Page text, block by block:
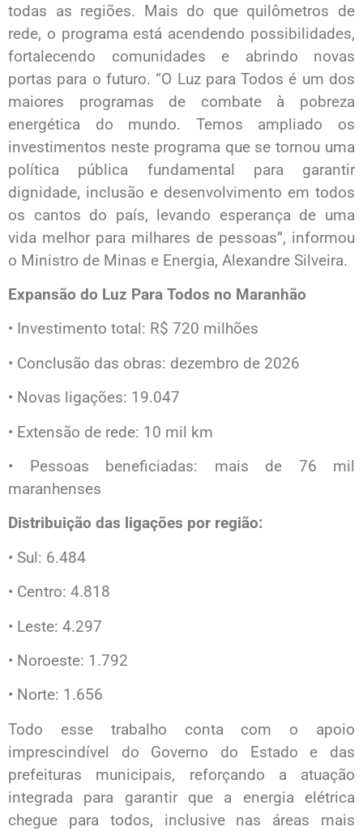
todas as regiões. Mais do que quilômetros de
rede, o programa está acendendo possibilidades,
fortalecendo comunidades e abrindo novas
portas para o futuro. “O Luz para Todos é um dos
maiores programas de combate à pobreza
energética do mundo. Temos ampliado os
investimentos neste programa que se tornou uma
política pública fundamental para garantir
dignidade, inclusão e desenvolvimento em todos
os cantos do país, levando esperança de uma
vida melhor para milhares de pessoas”, informou
o Ministro de Minas e Energia, Alexandre Silveira.
Expansão do Luz Para Todos no Maranhão
• Investimento total: R$ 720 milhões
• Conclusão das obras: dezembro de 2026
• Novas ligações: 19.047
• Extensão de rede: 10 mil km
• Pessoas beneficiadas: mais de 76 mil
maranhenses
Distribuição das ligações por região:
• Sul: 6.484
• Centro: 4.818
• Leste: 4.297
• Noroeste: 1.792
• Norte: 1.656
Todo esse trabalho conta com o apoio
imprescindível do Governo do Estado e das
prefeituras municipais, reforçando a atuação
integrada para garantir que a energia elétrica
chegue para todos, inclusive nas áreas mais